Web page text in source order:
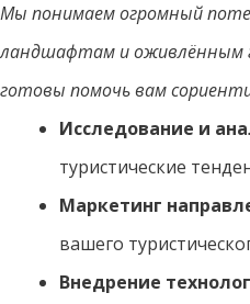
Мы понимаем огромный
ландшафтам и оживлённым
готовы помочь вам
Исследование и
туристические
Маркетинг
вашего
Внедрение